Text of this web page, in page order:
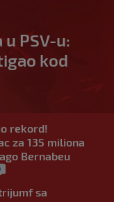
PSV-u:
kod
rekord!
za 135 miliona
Bernabeu
sa